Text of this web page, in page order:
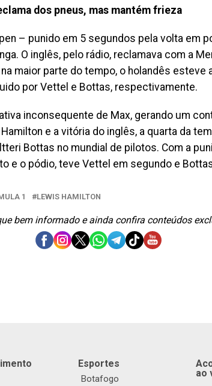
dos pneus, mas mantém frieza
– punido em 5 segundos pela volta em
O inglês, pelo rádio, reclamava com a
maior parte do tempo, o holandês esteve
por Vettel e Bottas, respectivamente.
inconsequente de Max, gerando um
e a vitória do inglês, a quarta da
Bottas no mundial de pilotos. Com a
e o pódio, teve Vettel em segundo e
1 LEWIS HAMILTON
bem informado e ainda confira conteúdos
Esportes
Botafogo
ao